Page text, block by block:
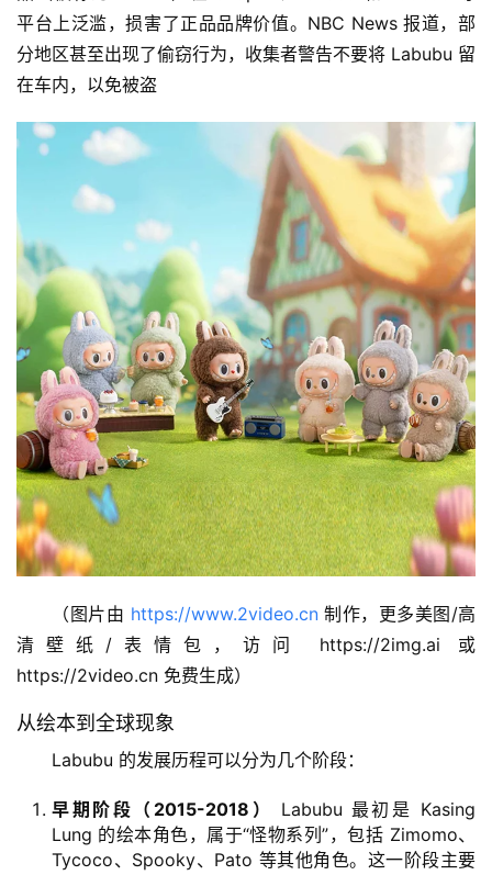
平台上泛滥，损害了正品品牌价值。NBC News 报道，部
分地区甚至出现了偷窃行为，收集者警告不要将 Labubu 留
在车内，以免被盗
（图片由 https://www.2video.cn 制作，更多美图/高
清壁纸/表情包，访问 https://2img.ai 或
https://2video.cn 免费生成）
从绘本到全球现象
Labubu 的发展历程可以分为几个阶段：
早期阶段（2015-2018）
Labubu 最初是 Kasing
Lung 的绘本角色，属于“怪物系列”，包括 Zimomo、
Tycoco、Spooky、Pato 等其他角色。这一阶段主要